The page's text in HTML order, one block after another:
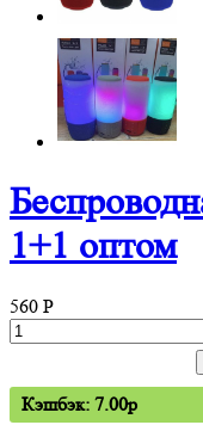
1+1 оптом
560 P
Кэшбэк: 7.00p